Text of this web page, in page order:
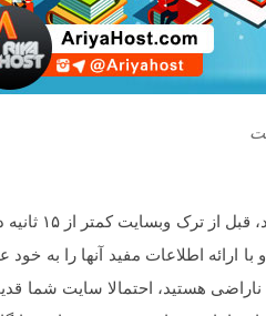
ارائه اطلاعات مفید آنها را به خود
ناراضی هستید، احتمالا سایت